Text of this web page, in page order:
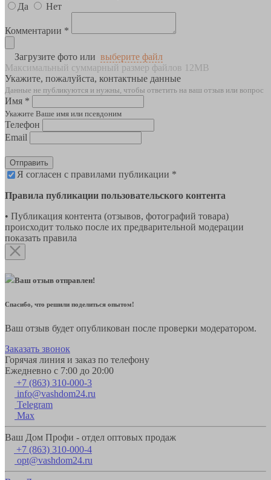
Да
Нет
Комментарии *
Загрузите фото или выберите файл
Максимальный суммарный размер файлов 12MB
Укажите, пожалуйста, контактные данные
Данные не публикуются и нужны, чтобы ответить на ваш отзыв или вопрос
Имя *
Укажите Ваше имя или псевдоним
Телефон
Email
Отправить
Я согласен с правилами публикации *
Правила публикации пользовательского контента
• Публикация контента (отзывов, фотографий товара)
происходит только после их предварительной модерации
показать правила
Ваш отзыв отправлен!
Спасибо, что решили поделиться опытом!
Ваш отзыв будет опубликован после проверки модератором.
Заказать звонок
Горячая линия и заказ по телефону
Ежедневно с 7:00 до 20:00
+7 (863) 310-000-3
info@vashdom24.ru
Telegram
Max
Ваш Дом Профи - отдел оптовых продаж
+7 (863) 310-000-4
opt@vashdom24.ru